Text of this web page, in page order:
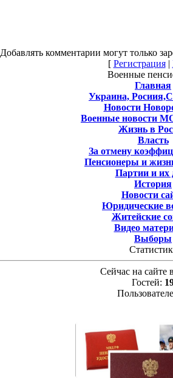
Добавлять комментарии могут только
[ Регистрация|
Военные
Главная
Украина,
Новости
Военные новости
Жизнь в
Власть
За отмену
Пенсионеры и
Партии и их
История
Новости
Юридические
Житейские
Видео
Выборы
Сейчас на сайте
Гостей: